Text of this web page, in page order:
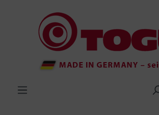
springen